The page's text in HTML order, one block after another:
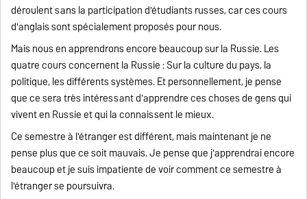
déroulent sans la participation d'étudiants russes, car ces cours
d'anglais sont spécialement proposés pour nous.
Mais nous en apprendrons encore beaucoup sur la Russie. Les
quatre cours concernent la Russie : Sur la culture du pays, la
politique, les différents systèmes. Et personnellement, je pense
que ce sera très intéressant d'apprendre ces choses de gens qui
vivent en Russie et qui la connaissent le mieux.
Ce semestre à l'étranger est différent, mais maintenant je ne
pense plus que ce soit mauvais. Je pense que j'apprendrai encore
beaucoup et je suis impatiente de voir comment ce semestre à
l'étranger se poursuivra.